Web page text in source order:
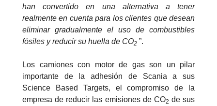
han convertido en una alternativa a tener
realmente en cuenta para los clientes que desean
eliminar gradualmente el uso de combustibles
fósiles y reducir su huella de CO2 ”.
Los camiones con motor de gas son un pilar
importante de la adhesión de Scania a sus
Science Based Targets, el compromiso de la
empresa de reducir las emisiones de CO2 de sus